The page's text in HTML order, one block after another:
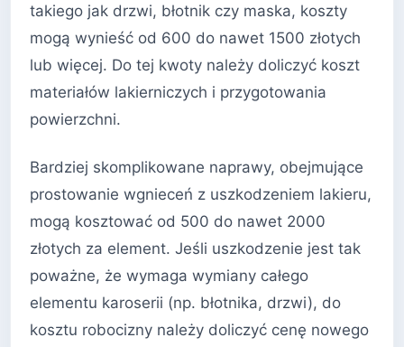
takiego jak drzwi, błotnik czy maska, koszty
mogą wynieść od 600 do nawet 1500 złotych
lub więcej. Do tej kwoty należy doliczyć koszt
materiałów lakierniczych i przygotowania
powierzchni.
Bardziej skomplikowane naprawy, obejmujące
prostowanie wgnieceń z uszkodzeniem lakieru,
mogą kosztować od 500 do nawet 2000
złotych za element. Jeśli uszkodzenie jest tak
poważne, że wymaga wymiany całego
elementu karoserii (np. błotnika, drzwi), do
kosztu robocizny należy doliczyć cenę nowego